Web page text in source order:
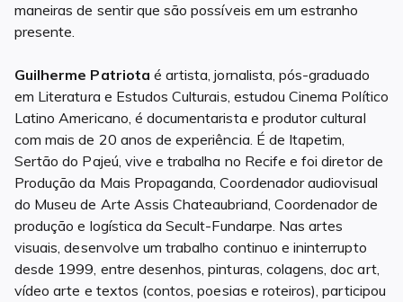
maneiras de sentir que são possíveis em um estranho
presente.
Guilherme Patriota é artista, jornalista, pós-graduado
em Literatura e Estudos Culturais, estudou Cinema Político
Latino Americano, é documentarista e produtor cultural
com mais de 20 anos de experiência. É de Itapetim,
Sertão do Pajeú, vive e trabalha no Recife e foi diretor de
Produção da Mais Propaganda, Coordenador audiovisual
do Museu de Arte Assis Chateaubriand, Coordenador de
produção e logística da Secult-Fundarpe. Nas artes
visuais, desenvolve um trabalho continuo e ininterrupto
desde 1999, entre desenhos, pinturas, colagens, doc art,
vídeo arte e textos (contos, poesias e roteiros), participou